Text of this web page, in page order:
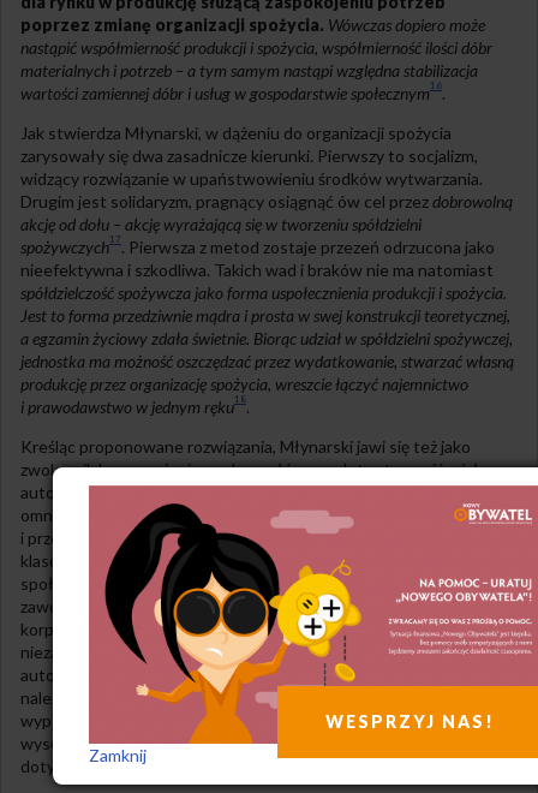
poprzez zmianę organizacji spożycia. Wówczas dopiero może
nastąpić współmierność produkcji i spożycia, współmierność ilości dóbr
materialnych i potrzeb – a tym samym nastąpi względna stabilizacja
wartości zamiennej dóbr i usług w gospodarstwie społecznym 16.
Jak stwierdza Młynarski, w dążeniu do organizacji spożycia
zarysowały się dwa zasadnicze kierunki. Pierwszy to socjalizm,
widzący rozwiązanie w upaństwowieniu środków wytwarzania.
Drugim jest solidaryzm, pragnący osiągnąć ów cel przezdobrowolną
akcję od dołu – akcję wyrażającą się w tworzeniu spółdzielni
spożywczych17 . Pierwsza z metod zostaje przezeń odrzucona jako
nieefektywna i szkodliwa. Takich wad i braków nie ma natomiast
spółdzielczość spożywcza jako forma uspołecznienia produkcji i spożycia.
Jest to forma przedziwnie mądra i prosta w swej konstrukcji teoretycznej,
a egzamin życiowy zdała świetnie. Biorąc udział w spółdzielni spożywczej,
jednostka ma możność oszczędzać przez wydatkowanie, stwarzać własną
produkcję przez organizację spożycia, wreszcie łączyć najemnictwo
i prawodawstwo w jednym ręku18.
Kreśląc proponowane rozwiązania, Młynarski jawi się też jako
zwolennik korporacjonizmu. Jego główną zaletę stanowić miały
autonomia, rozwijanie twórczej inicjatywy człowieka, odrzucenie
omnipotencji państwa, współodpowiedzialność robotnika
i przedsiębiorcy za losy produkcji, stępienie antagonizmów
klasowych. Korporacje miałyby konsolidować odrębne grupy
społeczne, Młynarski przewidywał istnienie odrębnych związków
zawodowych dla pracobiorców oraz dla pracodawców, a obok tego
korporacji skupiających wszystkich przedstawicieli danej branży,
niezależnie od ich pozycji na rynku pracy. Korporacja posiadałaby
autonomię ustawodawczą i być może nawet sądową. Do jej zadań
należałoby ustalanie regulaminu fabrycznego, czasu pracy,
wypełnianie zadań sądów pracy, planowanie rozmiarów produkcji,
wysokości cen, przygotowywanie projektów ustawodawstwa
dotyczącego ogólnej polityki gospodarczej, celnej i podatkowej itp.
WESPRZYJ NAS!
Zamknij